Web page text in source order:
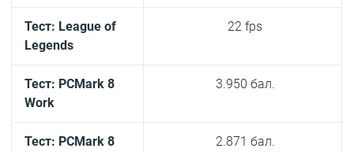
Тест: League of
Legends
22 fps
Тест: PCMark 8
Work
3.950 бал.
Тест: PCMark 8
2.871 бал.